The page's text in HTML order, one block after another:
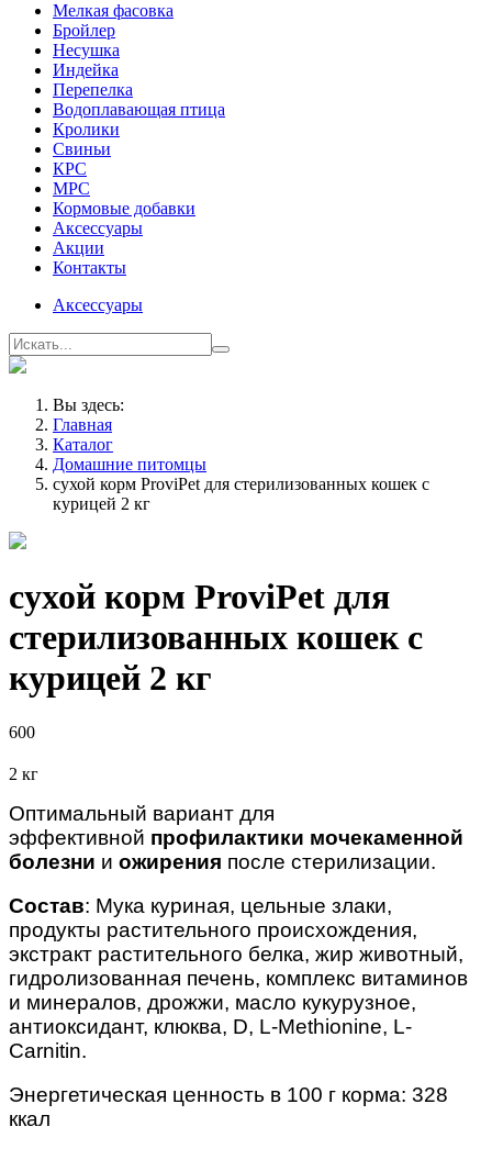
Мелкая фасовка
Бройлер
Несушка
Индейка
Перепелка
Водоплавающая птица
Кролики
Свиньи
КРС
МРС
Кормовые добавки
Аксессуары
Акции
Контакты
Аксессуары
Вы здесь:
Главная
Каталог
Домашние питомцы
сухой корм ProviPet для стерилизованных кошек с
курицей 2 кг
сухой корм ProviPet для
стерилизованных кошек с
курицей 2 кг
600
2 кг
Оптимальный вариант для
эффективной профилактики мочекаменной
болезни и ожирения после стерилизации.
Состав: Мука куриная, цельные злаки,
продукты растительного происхождения,
экстракт растительного белка, жир животный,
гидролизованная печень, комплекс витаминов
и минералов, дрожжи, масло кукурузное,
антиоксидант, клюква, D, L-Methionine, L-
Carnitin.
Энергетическая ценность в 100 г корма: 328
ккал